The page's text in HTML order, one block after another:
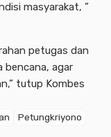
masyarakat, ”
petugas dan
bencana, agar
tutup Kombes
Petungkriyono